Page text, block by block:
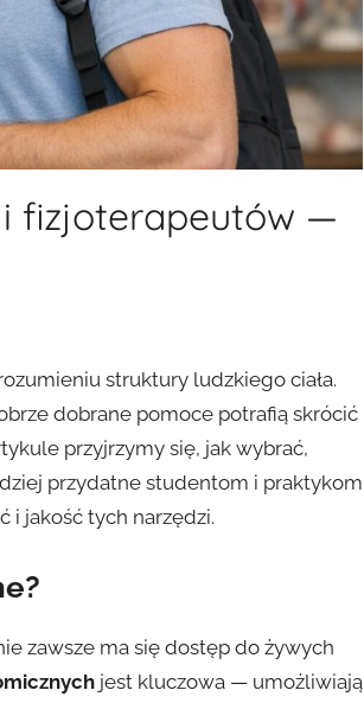
fizjoterapeutów —
struktury ludzkiego ciała.
dobrane pomoce potrafią skrócić
przyjrzymy się, jak wybrać,
przydatne studentom i praktykom
i jakość tych narzędzi.
zawsze ma się dostęp do żywych
jest kluczowa — umożliwiają